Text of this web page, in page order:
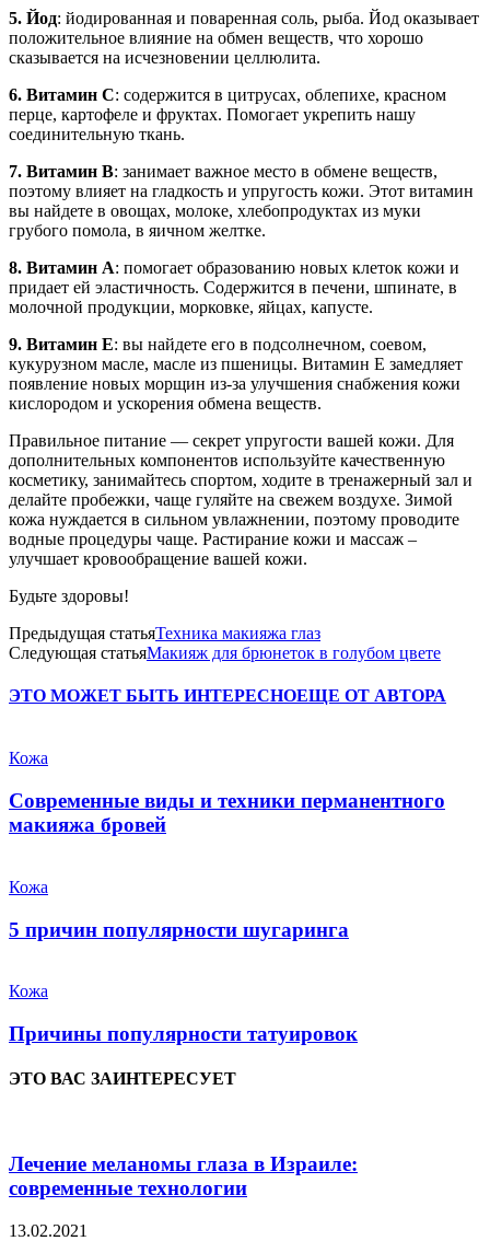
5. Йод: йодированная и поваренная соль, рыба. Йод оказывает
положительное влияние на обмен веществ, что хорошо
сказывается на исчезновении целлюлита.
6. Витамин С: содержится в цитрусах, облепихе, красном
перце, картофеле и фруктах. Помогает укрепить нашу
соединительную ткань.
7. Витамин В: занимает важное место в обмене веществ,
поэтому влияет на гладкость и упругость кожи. Этот витамин
вы найдете в овощах, молоке, хлебопродуктах из муки
грубого помола, в яичном желтке.
8. Витамин А: помогает образованию новых клеток кожи и
придает ей эластичность. Содержится в печени, шпинате, в
молочной продукции, морковке, яйцах, капусте.
9. Витамин Е: вы найдете его в подсолнечном, соевом,
кукурузном масле, масле из пшеницы. Витамин Е замедляет
появление новых морщин из-за улучшения снабжения кожи
кислородом и ускорения обмена веществ.
Правильное питание — секрет упругости вашей кожи. Для
дополнительных компонентов используйте качественную
косметику, занимайтесь спортом, ходите в тренажерный зал и
делайте пробежки, чаще гуляйте на свежем воздухе. Зимой
кожа нуждается в сильном увлажнении, поэтому проводите
водные процедуры чаще. Растирание кожи и массаж –
улучшает кровообращение вашей кожи.
Будьте здоровы!
Предыдущая статьяТехника макияжа глаз
Следующая статьяМакияж для брюнеток в голубом цвете
ЭТО МОЖЕТ БЫТЬ ИНТЕРЕСНОЕЩЕ ОТ АВТОРА
Кожа
Современные виды и техники перманентного
макияжа бровей
Кожа
5 причин популярности шугаринга
Кожа
Причины популярности татуировок
ЭТО ВАС ЗАИНТЕРЕСУЕТ
Лечение меланомы глаза в Израиле:
современные технологии
13.02.2021